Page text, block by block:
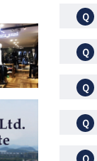
Ｑ
Ｑ
Ｑ
Ｑ